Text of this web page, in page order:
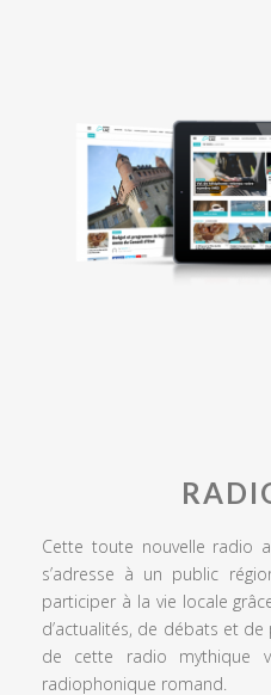
Cette toute nouvelle radio
s’adresse à un public
participer à la vie locale
d’actualités, de débats et
de cette radio mythique
radiophonique romand.